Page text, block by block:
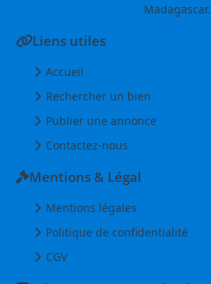
Madagascar.
Liens utiles
Accueil
Rechercher un bien
Publier une annonce
Contactez-nous
Mentions & Légal
Mentions légales
Politique de confidentialité
CGV